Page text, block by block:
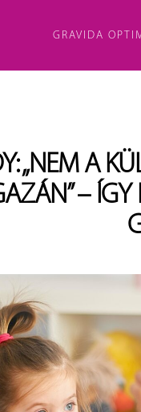
GRAVIDA
„NEM A
–